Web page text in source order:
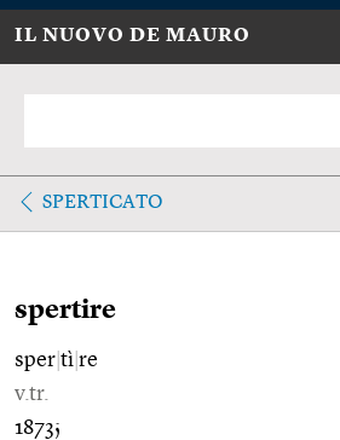
IL NUOVO DE MAURO
SPERTICATO
spertire
sper tì re
v.tr.
1873;